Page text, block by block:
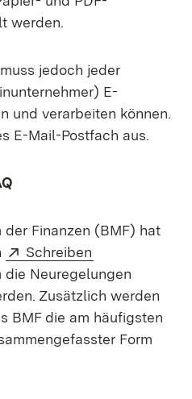
werden.
jedoch jeder
E-
und verarbeiten können.
E-Mail-Postfach aus.
Finanzen (BMF) hat
Extern:
Schreiben
die Neuregelungen
Zusätzlich werden
BMF die am häufigsten
Form
in neuem Fenster)